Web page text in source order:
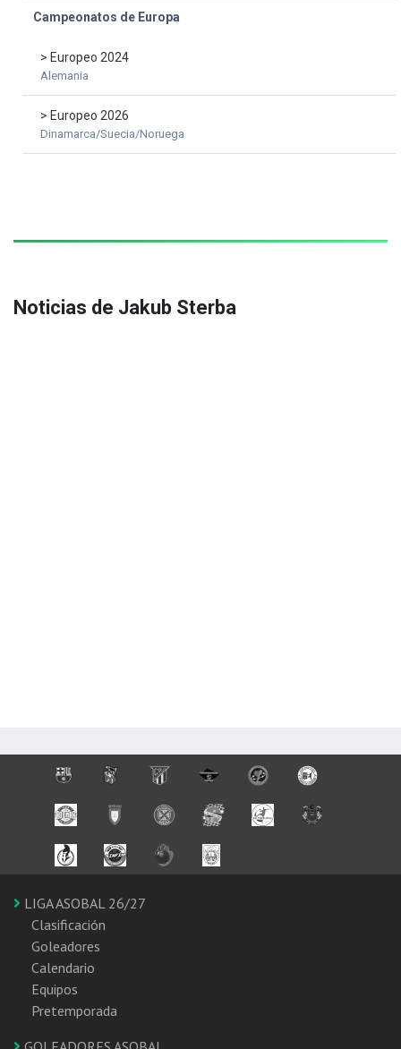
Campeonatos de Europa
> Europeo 2024
Alemania
> Europeo 2026
Dinamarca/Suecia/Noruega
Noticias de Jakub Sterba
LIGA ASOBAL 26/27
Clasificación
Goleadores
Calendario
Equipos
Pretemporada